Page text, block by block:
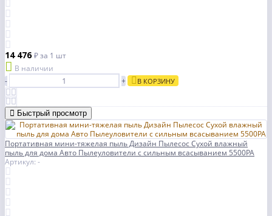
14 476₽за 1 шт
В наличии
-
+ В КОРЗИНУ
Быстрый просмотр
Портативная мини-тяжелая пыль Дизайн Пылесос Сухой влажный
пыль для дома Авто Пылеуловители с сильным всасыванием 5500PA
Артикул: -